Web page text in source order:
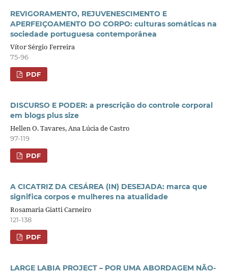
REVIGORAMENTO, REJUVENESCIMENTO E
APERFEIÇOAMENTO DO CORPO: culturas somáticas na
sociedade portuguesa contemporânea
Vítor Sérgio Ferreira
75-96
PDF
DISCURSO E PODER: a prescrição do controle corporal
em blogs plus size
Hellen O. Tavares, Ana Lúcia de Castro
97-119
PDF
A CICATRIZ DA CESÁREA (IN) DESEJADA: marca que
significa corpos e mulheres na atualidade
Rosamaria Giatti Carneiro
121-138
PDF
LARGE LABIA PROJECT – POR UMA ABORDAGEM NÃO-